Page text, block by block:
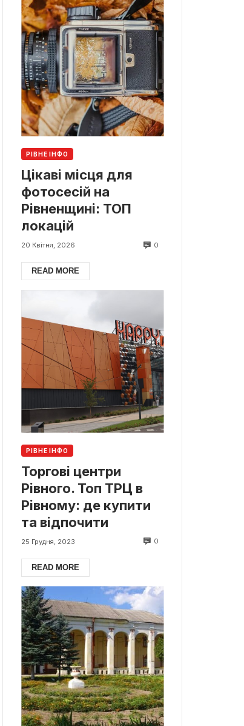
РІВНЕ ІНФО
Цікаві місця для
фотосесій на
Рівненщині: ТОП
локацій
20 Квітня, 2026 0
READ MORE
РІВНЕ ІНФО
Торгові центри
Рівного. Топ ТРЦ в
Рівному: де купити
та відпочити
25 Грудня, 2023 0
READ MORE